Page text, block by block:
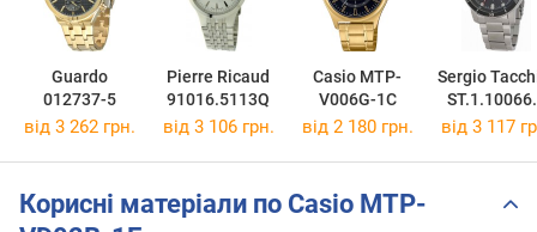
Guardo
012737-5
Pierre Ricaud
91016.5113Q
Casio MTP-
V006G-1C
Sergio
від 3 262 грн. від 3 106 грн. від 2 180 грн. від 3 117
Корисні матеріали по Casio MTP-